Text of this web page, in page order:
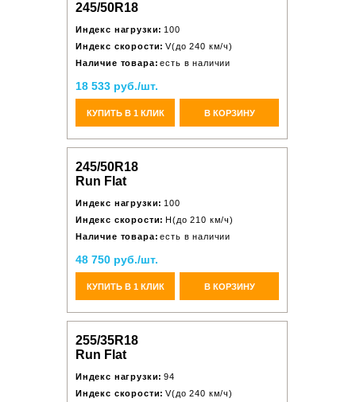
245/50R18
Индекс нагрузки: 100
Индекс скорости: V(до 240 км/ч)
Наличие товара: есть в наличии
18 533 руб./шт.
КУПИТЬ В 1 КЛИК В КОРЗИНУ
245/50R18
Run Flat
Индекс нагрузки: 100
Индекс скорости: H(до 210 км/ч)
Наличие товара: есть в наличии
48 750 руб./шт.
КУПИТЬ В 1 КЛИК В КОРЗИНУ
255/35R18
Run Flat
Индекс нагрузки: 94
Индекс скорости: V(до 240 км/ч)